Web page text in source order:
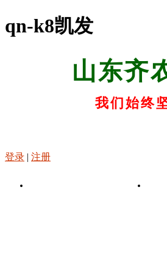
qn-k8凯发
山东齐
我们始终
登录 | 注册